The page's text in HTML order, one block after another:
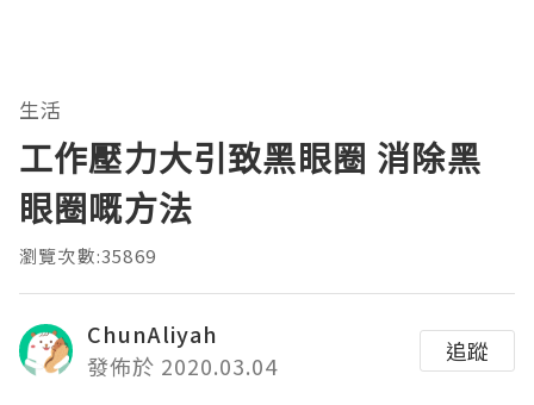
生活
工作壓力大引致黑眼圈 消除黑
眼圈嘅方法
瀏覽次數:35869
ChunAliyah
發佈於 2020.03.04
追蹤